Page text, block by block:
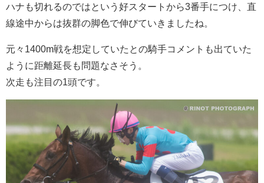
ハナも切れるのではという好スタートから3番手につけ、直
線途中からは抜群の脚色で伸びていきましたね。
元々1400m戦を想定していたとの騎手コメントも出ていた
ように距離延長も問題なさそう。
次走も注目の1頭です。